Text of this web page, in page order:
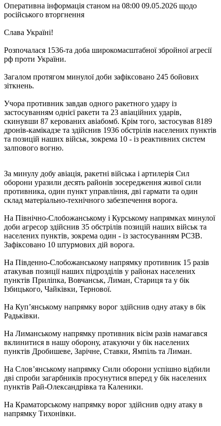
Оперативна інформація станом на 08:00 09.05.2026 щодо
російського вторгнення
Слава Україні!
Розпочалася 1536-та доба широкомасштабної збройної агресії
рф проти України.
Загалом протягом минулої доби зафіксовано 245 бойових
зіткнень.
Учора противник завдав одного ракетного удару із
застосуванням однієї ракети та 23 авіаційних ударів,
скинувши 87 керованих авіабомб. Крім того, застосував 8189
дронів-камікадзе та здійснив 1936 обстрілів населених пунктів
та позицій наших військ, зокрема 10 - із реактивних систем
залпового вогню.
За минулу добу авіація, ракетні війська і артилерія Сил
оборони уразили десять районів зосередження живої сили
противника, один пункт управління, дві гармати та один
склад матеріально-технічного забезпечення ворога.
На Північно-Слобожанському і Курському напрямках минулої
доби агресор здійснив 35 обстрілів позицій наших військ та
населених пунктів, зокрема один - із застосуванням РСЗВ.
Зафіксовано 10 штурмових дій ворога.
На Південно-Слобожанському напрямку противник 15 разів
атакував позиції наших підрозділів у районах населених
пунктів Приліпка, Вовчанськ, Лиман, Стариця та у бік
Ізбицького, Чайківки, Тернової.
На Куп’янському напрямку ворог здійснив одну атаку в бік
Радьківки.
На Лиманському напрямку противник вісім разів намагався
вклинитися в нашу оборону, атакуючи у бік населених
пунктів Дробишеве, Зарічне, Ставки, Ямпіль та Лиман.
На Слов’янському напрямку Сили оборони успішно відбили
дві спроби загарбників просунутися вперед у бік населених
пунктів Рай-Олександрівка та Каленики.
На Краматорському напрямку ворог здійснив одну атаку в
напрямку Тихонівки.